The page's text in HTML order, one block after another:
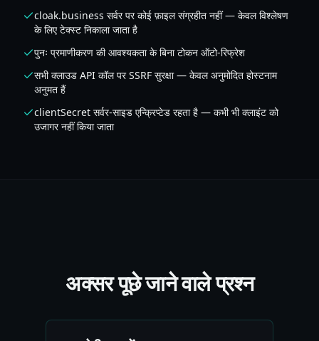
cloak.business सर्वर पर कोई फ़ाइल संग्रहीत नहीं — केवल विश्लेषण
के लिए टेक्स्ट निकाला जाता है
पुनः प्रमाणीकरण की आवश्यकता के बिना टोकन ऑटो-रिफ्रेश
सभी क्लाउड API कॉल पर SSRF सुरक्षा — केवल अनुमोदित होस्टनाम
अनुमत हैं
clientSecret सर्वर-साइड एन्क्रिप्टेड रहता है — कभी भी क्लाइंट को
उजागर नहीं किया जाता
अक्सर पूछे जाने वाले प्रश्न